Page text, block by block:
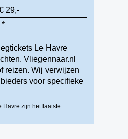
29,-
*
Le Havre
Vliegennaar.nl
reizen. Wij verwijzen
voor specifieke
Havre zijn het laatste